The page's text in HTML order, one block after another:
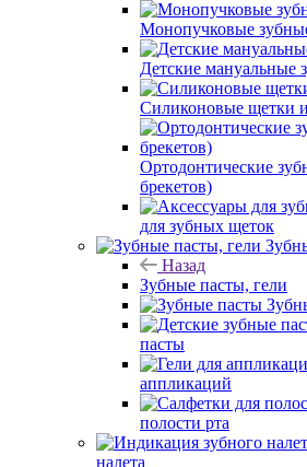
Монопучковые
Детские мануальные
Силиконовые щетки
Ортодонтические
брекетов)
для зубных щеток
Назад
Зубные пасты, гели
пасты
аппликаций
полости рта
налета